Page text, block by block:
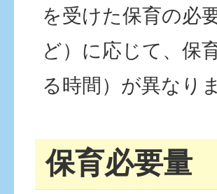
を受けた保育の必
ど）に応じて、保
る時間）が異なり
保育必要量